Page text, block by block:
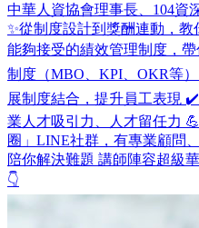
中華人資協會理事長、104資
✨從制度設計到獎酬連動，
能夠接受的績效管理制度，
制度（MBO、KPI、OKR等
展制度結合，提升員工表現
業人才吸引力、人才留任力
圈」LINE社群，有專業顧問
陪你解決難題 講師陣容超級
👇